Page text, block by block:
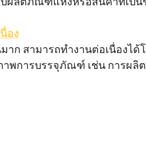
บผลิตภัณฑ์แห้งหรือสินค้าที่เป็น
อง
าก สามารถทำงานต่อเนื่องไ
าพการบรรจุภัณฑ์ เช่น การ